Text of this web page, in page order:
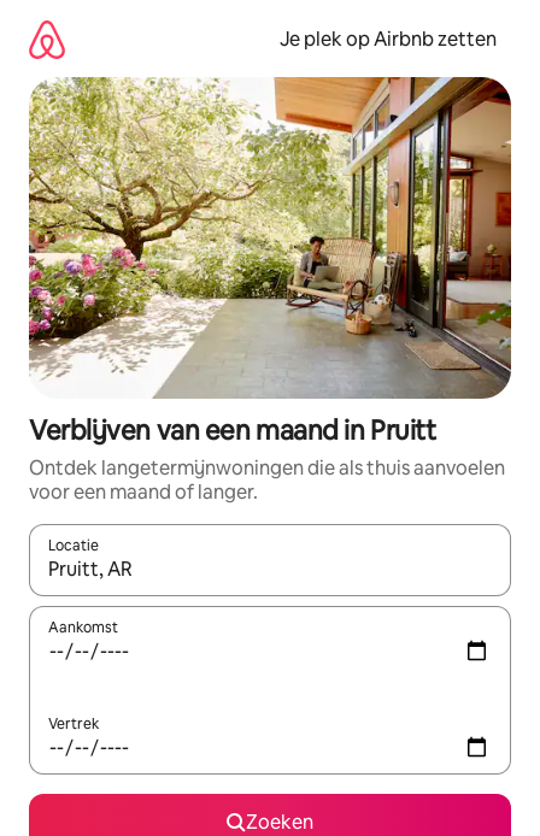
direct
naar
inhoud
Je plek op Airbnb zetten
Verblijven van een maand in Pruitt
Ontdek langetermijnwoningen die als thuis aanvoelen
voor een maand of langer.
Locatie
Wanneer er resultaten beschikbaar zijn, maak je een keuze
Aankomst
Vertrek
Zoeken